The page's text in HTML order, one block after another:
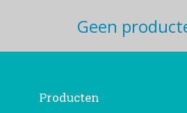
Geen
Producten